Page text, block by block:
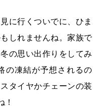
に行くついでに、ひま
しれませんね。家族で
の思い出作りをしてみ
の凍結が予想されるの
タイヤかチェーンの装
！